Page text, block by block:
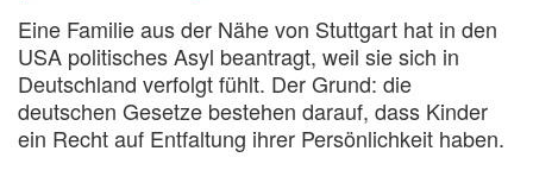
Eine Familie aus der Nähe von Stuttgart hat in den
USA politisches Asyl beantragt, weil sie sich in
Deutschland verfolgt fühlt. Der Grund: die
deutschen Gesetze bestehen darauf, dass Kinder
ein Recht auf Entfaltung ihrer Persönlichkeit haben.